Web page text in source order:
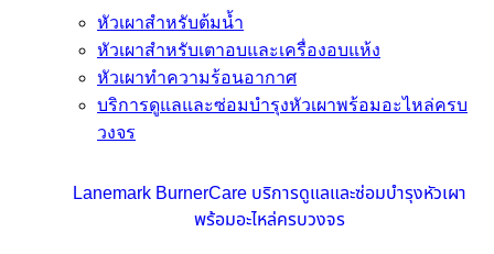
หัวเผาสำหรับต้มน้ำ
หัวเผาสำหรับเตาอบและเครื่องอบแห้ง
หัวเผาทำความร้อนอากาศ
บริการดูแลและซ่อมบำรุงหัวเผาพร้อมอะไหล่ครบ
วงจร
Lanemark BurnerCare บริการดูแลและซ่อมบำรุงหัวเผา
พร้อมอะไหล่ครบวงจร